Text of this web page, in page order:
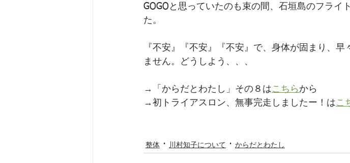
GOGOと思っていたのも束の間、石垣島のフライ
た。﻿
『不安』『不安』『不安』で、身体が固まり、
ません。どうしよう、、、﻿
→「からだとわたし」その８はこちら から
→初トライアスロン、無事完走しましたー！はこ
整体 川村知子について からだとわたし